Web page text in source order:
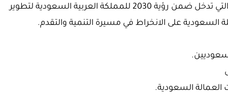
والتفاصيل ومحفزة للغاية، والتي تدخل ضمن رؤية 2030 للمملكة العربية السعودية لتطوير
السعودية على الانخراط في مسيرة التنمية والتقدم.
العمالة السعودية.